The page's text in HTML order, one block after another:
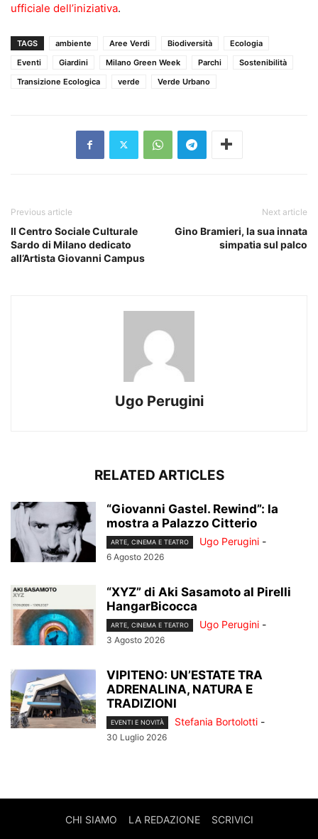
ufficiale dell’iniziativa.
TAGS ambiente Aree Verdi Biodiversità
Ecologia
Eventi
Giardini Milano Green Week Parchi
Sostenibilità
Transizione Ecologica
verde Verde Urbano
Previous article
Il Centro Sociale Culturale
Sardo di Milano dedicato
all’Artista Giovanni Campus
Next article
Gino Bramieri, la sua innata
simpatia sul palco
Ugo Perugini
RELATED ARTICLES
“Giovanni Gastel. Rewind”: la
mostra a Palazzo Citterio
ARTE, CINEMA E TEATRO Ugo Perugini -
6 Agosto 2026
“XYZ” di Aki Sasamoto al Pirelli
HangarBicocca
ARTE, CINEMA E TEATRO Ugo Perugini -
3 Agosto 2026
VIPITENO: UN’ESTATE TRA
ADRENALINA, NATURA E
TRADIZIONI
EVENTI E NOVITÀ Stefania Bortolotti -
30 Luglio 2026
CHI SIAMO LA REDAZIONE SCRIVICI